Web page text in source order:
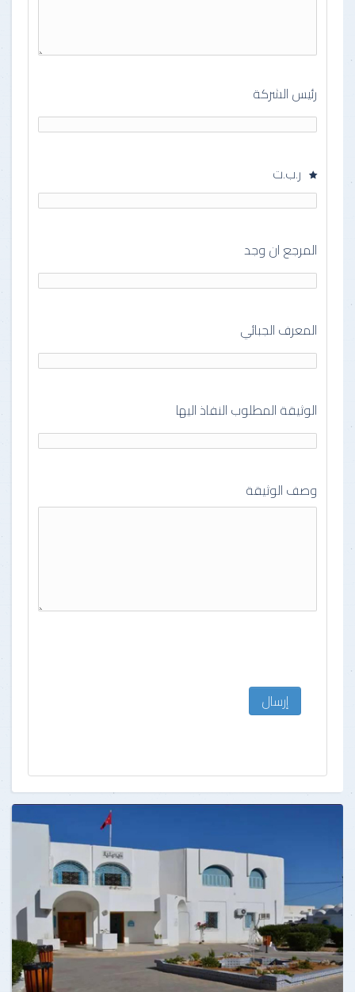
رئيس الشركة
ر.ب.ت
المرجع ان وجد
المعرف الجبائي
الوثيقة المطلوب النفاذ اليها
وصف الوثيقة
إرسال